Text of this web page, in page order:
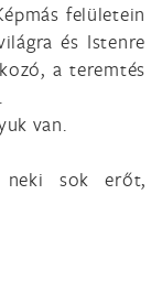
felületein
és Istenre
a teremtés
van.
neki sok erőt,